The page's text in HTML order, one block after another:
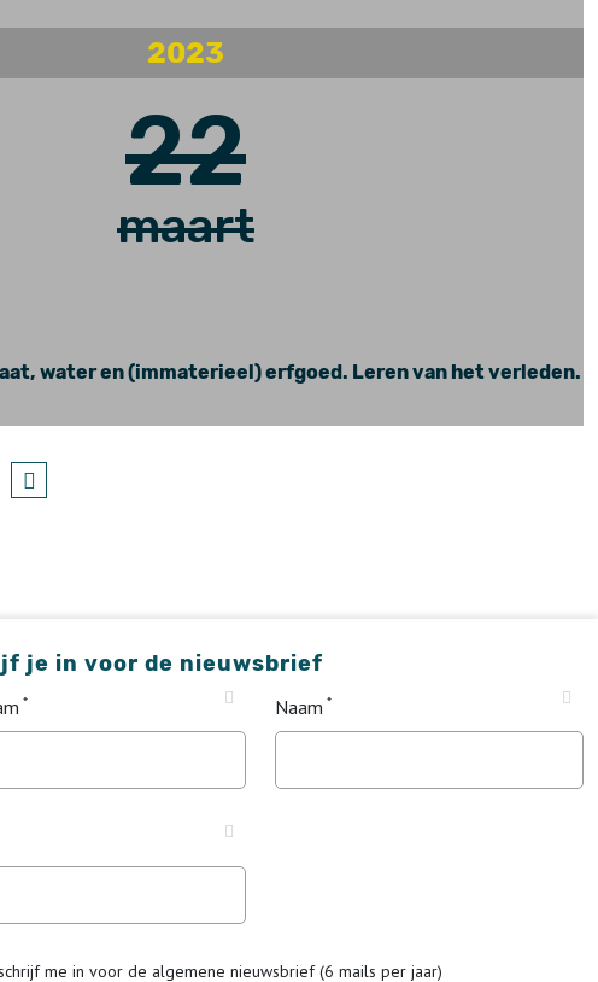
2023
22
maart
water en (immaterieel) erfgoed. Leren van het verleden.
je in voor de nieuwsbrief
Naam
me in voor de algemene nieuwsbrief (6 mails per jaar)